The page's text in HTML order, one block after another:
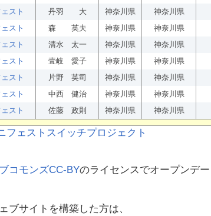
スト 丹羽 大 神奈川県 神奈川県
スト 森 英夫 神奈川県 神奈川県
スト 清水 太一 神奈川県 神奈川県
スト 壹岐 愛子 神奈川県 神奈川県
スト 片野 英司 神奈川県 神奈川県
スト 中西 健治 神奈川県 神奈川県
スト 佐藤 政則 神奈川県 神奈川県
コモンズCC-BYのライセンスでオープンデ
ブサイトを構築した方は、